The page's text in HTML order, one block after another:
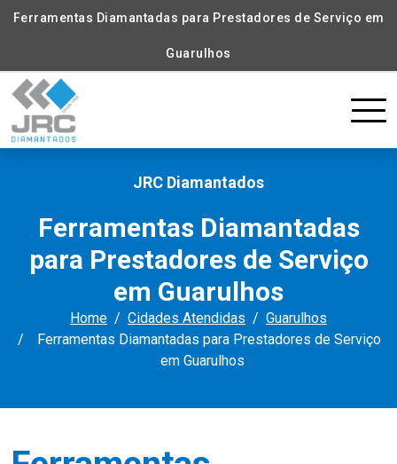
Ferramentas Diamantadas para Prestadores de Serviço em
Guarulhos
JRC Diamantados
Ferramentas Diamantadas
para Prestadores de Serviço
em Guarulhos
Home Cidades Atendidas
Guarulhos
Ferramentas Diamantadas para Prestadores de Serviço
em Guarulhos